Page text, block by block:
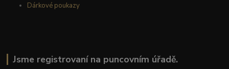
Dárkové poukazy
Jsme registrovaní na puncovním úřadě.